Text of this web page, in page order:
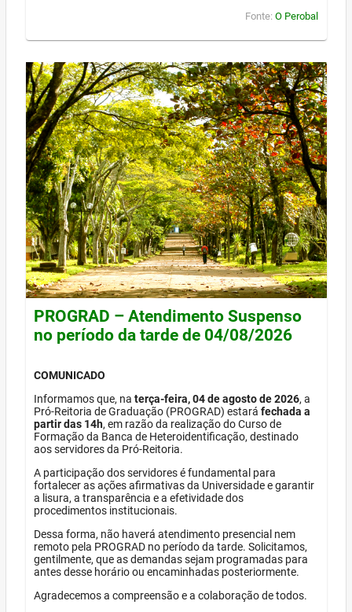
Fonte: O Perobal
PROGRAD – Atendimento Suspenso
no período da tarde de 04/08/2026
COMUNICADO
Informamos que, na terça-feira, 04 de agosto de 2026, a
Pró-Reitoria de Graduação (PROGRAD) estará fechada a
partir das 14h, em razão da realização do Curso de
Formação da Banca de Heteroidentificação, destinado
aos servidores da Pró-Reitoria.
A participação dos servidores é fundamental para
fortalecer as ações afirmativas da Universidade e garantir
a lisura, a transparência e a efetividade dos
procedimentos institucionais.
Dessa forma, não haverá atendimento presencial nem
remoto pela PROGRAD no período da tarde. Solicitamos,
gentilmente, que as demandas sejam programadas para
antes desse horário ou encaminhadas posteriormente.
Agradecemos a compreensão e a colaboração de todos.